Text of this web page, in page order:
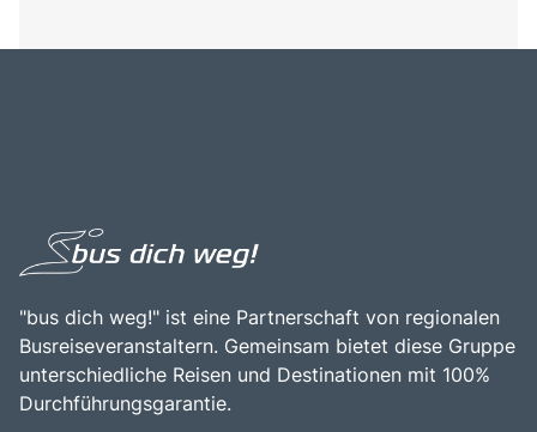
"bus dich weg!" ist eine Partnerschaft von regionalen
Busreiseveranstaltern. Gemeinsam bietet diese Gruppe
unterschiedliche Reisen und Destinationen mit 100%
Durchführungsgarantie.